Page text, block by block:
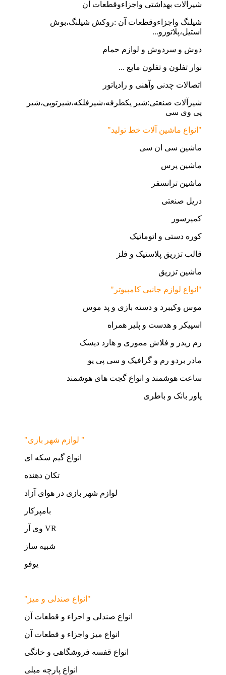
شیرآلات بهداشتی واجزاءوقطعات آن
شیلنگ واجزاءوقطعات آن :روکش شیلنگ،بوش
استیل،پلاتورو...
دوش و سردوش و لوازم حمام
نوار تفلون و تفلون مایع ...
اتصالات چدنی وآهنی و رادیاتور
شیرآلات صنعتی:شیر یکطرفه،شیرفلکه،شیرتوپی،شیر
پی وی سی
"انواع ماشین آلات خط تولید"
ماشین سی ان سی
ماشین پرس
ماشین ترانسفر
دریل صنعتی
کمپرسور
کوره دستی و اتوماتیک
قالب تزریق پلاستیک و فلز
ماشین تزریق
"انواع لوازم جانبی کامپیوتر"
موس وکیبرد و دسته بازی و پد موس
اسپیکر و هدست و پلیر همراه
رم ریدر و فلاش مموری و هارد دیسک
مادر بردو رم و گرافیک و سی پی یو
ساعت هوشمند و انواع گجت های هوشمند
پاور بانک و باطری
"لوازم شهر بازی "
انواع گیم سکه ای
تکان دهنده
لوازم شهر بازی در هوای آزاد
بامپرکار
وی آر VR
شبیه ساز
یوفو
"انواع صندلی و میز"
انواع صندلی و اجزاء و قطعات آن
انواع میز واجزاء و قطعات آن
انواع قفسه فروشگاهی و خانگی
انواع پارچه مبلی